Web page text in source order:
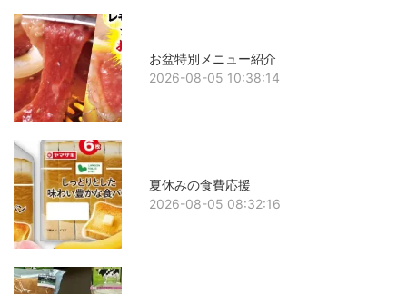
お盆特別メニュー紹介
2026-08-05 10:38:14
夏休みの食費応援
2026-08-05 08:32:16